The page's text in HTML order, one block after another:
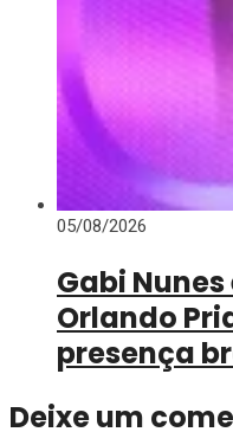
05/08/2026
Gabi
Orlando
presença
Deixe um